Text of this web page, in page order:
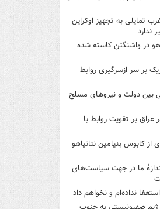
تمایلی به تجهیز اوکراین
ندارد
در واشنگتن کاسته شده
بر سر ازسرگیری روابط
بین دولت و نیروهای مسلح
عراق بر تقویت روابط با
از کابوس بنیامین نتانیاهو
ما در جهت سیاست‌های
نداده‌ام و نخواهم داد